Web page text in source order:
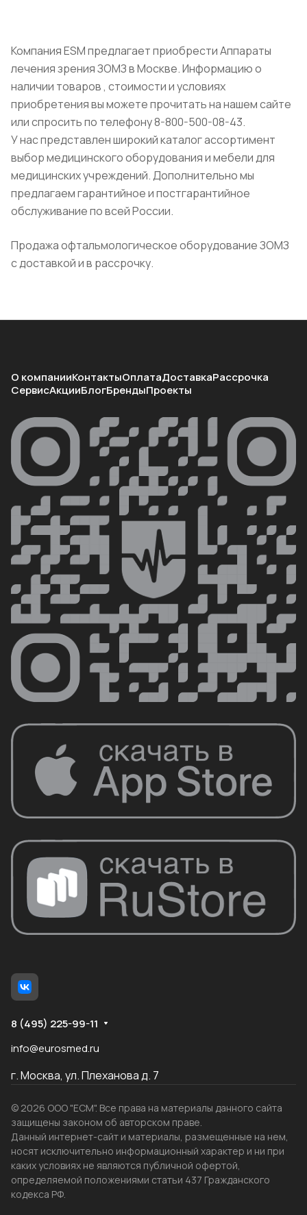
Компания ESM предлагает приобрести Аппараты
лечения зрения ЗОМЗ в Москве. Информацию о
наличии товаров , стоимости и условиях
приобретения вы можете прочитать на нашем сайте
или спросить по телефону 8-800-500-08-43.
У нас представлен широкий каталог ассортимент
выбор медицинского оборудования и мебели для
медицинских учреждений. Дополнительно мы
предлагаем гарантийное и постгарантийное
обслуживание по всей России.
Продажа офтальмологическое оборудование ЗОМЗ
с доставкой и в рассрочку.
О компанииКонтактыОплатаДоставкаРассрочка
СервисАкцииБлогБрендыПроекты
8 (495) 225-99-11
info@eurosmed.ru
г. Москва, ул. Плеханова д. 7
© 2026 ООО "ЕСМ". Все права на материалы данного сайта
защищены законом об авторском праве.
Данный интернет-сайт и материалы, размещенные на нем,
носят исключительно информационный характер и ни при
каких условиях не являются публичной офертой,
определяемой положениями статьи 437 Гражданского
кодекса РФ.